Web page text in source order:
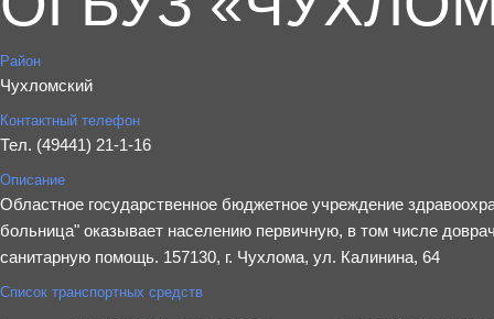
Район
Чухломский
Контактный телефон
Тел. (49441) 21-1-16
Описание
Областное государственное бюджетное учреждение
больница" оказывает населению первичную, в том числе
санитарную помощь. 157130, г. Чухлома, ул. Калинина, 64
Список транспортных средств